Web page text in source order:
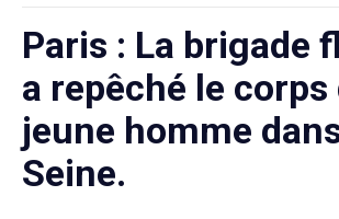
Paris : La brigade
a repêché le corps
jeune homme
Seine.